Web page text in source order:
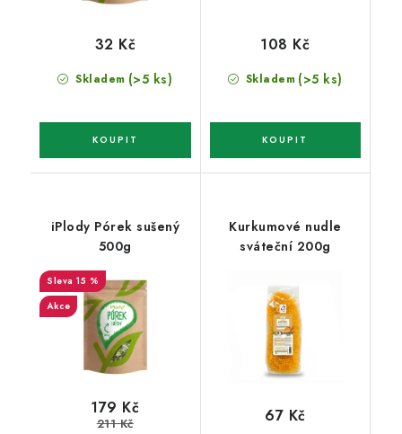
Skladem (>5 ks)
32 Kč
Skladem (>5 ks)
108 Kč
iPlody Pórek sušený
500g
15 %
Akce
179 Kč
211 Kč
Kurkumové nudle
sváteční 200g
67 Kč